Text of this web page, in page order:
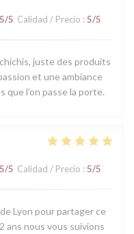
5/5 Calidad / Precio : 5/5
juste des produits
et une ambiance
que l’on passe la porte.
5/5 Calidad / Precio : 5/5
Lyon pour partager ce
ans nous vous suivions